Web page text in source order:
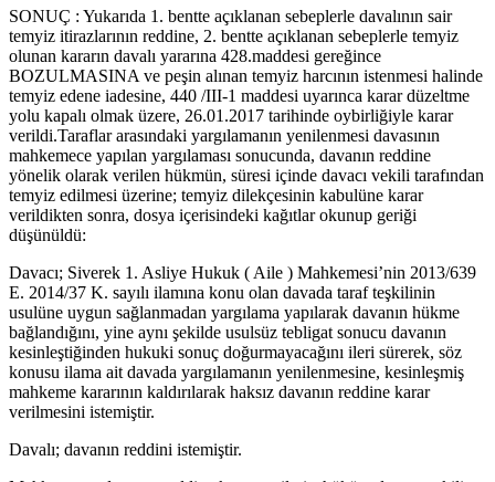
SONUÇ : Yukarıda 1. bentte açıklanan sebeplerle davalının sair
temyiz itirazlarının reddine, 2. bentte açıklanan sebeplerle temyiz
olunan kararın davalı yararına 428.maddesi gereğince
BOZULMASINA ve peşin alınan temyiz harcının istenmesi halinde
temyiz edene iadesine, 440 /III-1 maddesi uyarınca karar düzeltme
yolu kapalı olmak üzere, 26.01.2017 tarihinde oybirliğiyle karar
verildi.Taraflar arasındaki yargılamanın yenilenmesi davasının
mahkemece yapılan yargılaması sonucunda, davanın reddine
yönelik olarak verilen hükmün, süresi içinde davacı vekili tarafından
temyiz edilmesi üzerine; temyiz dilekçesinin kabulüne karar
verildikten sonra, dosya içerisindeki kağıtlar okunup geriği
düşünüldü:
Davacı; Siverek 1. Asliye Hukuk ( Aile ) Mahkemesi’nin 2013/639
E. 2014/37 K. sayılı ilamına konu olan davada taraf teşkilinin
usulüne uygun sağlanmadan yargılama yapılarak davanın hükme
bağlandığını, yine aynı şekilde usulsüz tebligat sonucu davanın
kesinleştiğinden hukuki sonuç doğurmayacağını ileri sürerek, söz
konusu ilama ait davada yargılamanın yenilenmesine, kesinleşmiş
mahkeme kararının kaldırılarak haksız davanın reddine karar
verilmesini istemiştir.
Davalı; davanın reddini istemiştir.